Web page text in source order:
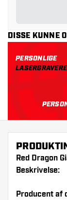
DISSE KUNNE
PERSONLIGE
Red Dragon
Beskrivelse:
Producent af